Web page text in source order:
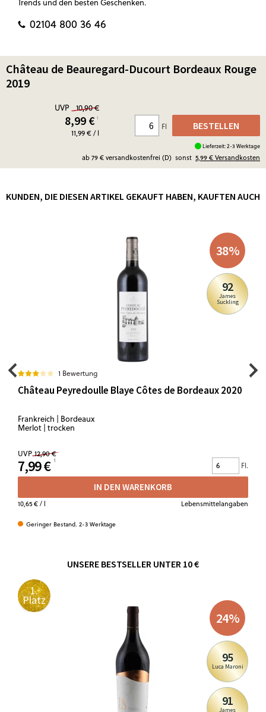
Trends und den besten Geschenken.
02104 800 36 46
Château de Beauregard-Ducourt Bordeaux Rouge
2019
UVP 10,90 €
8,99 €¹
11,99 € / l
ab 79 € versandkostenfrei (D) sonst 5,99 €Versandkosten
Fl BESTELLEN
Lieferzeit: 2-3 Werktage
KUNDEN, DIE DIESEN ARTIKEL GEKAUFT HABEN, KAUFTEN AUCH
38%
92
James
Suckling
1 Bewertung
Château Peyredoulle Blaye Côtes de Bordeaux 2020
Frankreich | Bordeaux
Merlot | trocken
UVP 12,90 €
7,99 € Fl.
IN DEN WARENKORB
10,65 €/ l Lebensmittelangaben
Geringer Bestand. 2-3 Werktage
UNSERE BESTSELLER UNTER 10 €
1.
Platz
24%
95
Luca Maroni
91
James